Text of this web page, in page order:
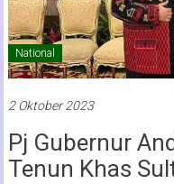
National
2 Oktober 2023
Pj Gubernur
Tenun Khas